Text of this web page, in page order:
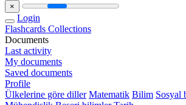
×
Login
Flashcards Collections
Documents
Last activity
My documents
Saved documents
Profile
Ülkelerine göre diller Matematik Bilim Sosyal